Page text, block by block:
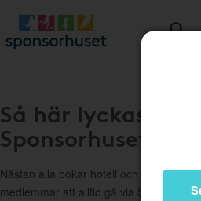
Så här lyckas ni
Sponsorhuset
Nästan alla bokar hotell och handlar
medlemmar att alltid gå via